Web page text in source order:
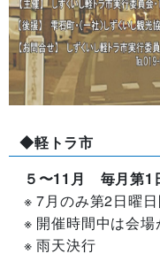
◆軽トラ市
５〜11月 毎月第
※ 7月のみ第2日曜日
※ 開催時間中は会場
※ 雨天決行